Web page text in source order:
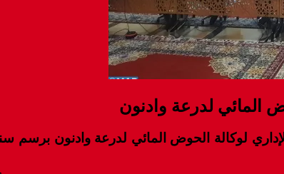
المائي لدرعة وادنون